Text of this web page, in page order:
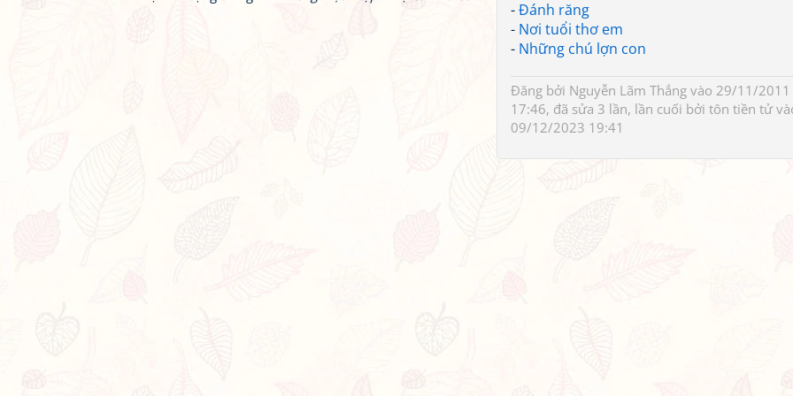
-Đánh răng
- Nơi tuổi thơ em
- Những chú lợn con
Đăng bởi Nguyễn Lãm Thắng vào 29/11/2011
17:46, đã sửa 3 lần, lần cuối bởi tôn tiền tử
09/12/2023 19:41